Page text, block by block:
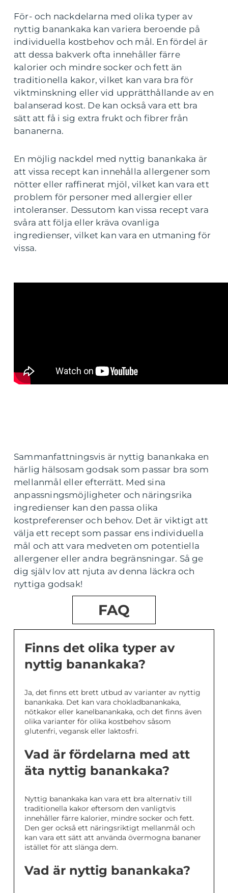
För- och nackdelarna med olika typer av
nyttig banankaka kan variera beroende på
individuella kostbehov och mål. En fördel är
att dessa bakverk ofta innehåller färre
kalorier och mindre socker och fett än
traditionella kakor, vilket kan vara bra för
viktminskning eller vid upprätthållande av en
balanserad kost. De kan också vara ett bra
sätt att få i sig extra frukt och fibrer från
bananerna.
En möjlig nackdel med nyttig banankaka är
att vissa recept kan innehålla allergener som
nötter eller raffinerat mjöl, vilket kan vara ett
problem för personer med allergier eller
intoleranser. Dessutom kan vissa recept vara
svåra att följa eller kräva ovanliga
ingredienser, vilket kan vara en utmaning för
vissa.
Sammanfattningsvis är nyttig banankaka en
härlig hälsosam godsak som passar bra som
mellanmål eller efterrätt. Med sina
anpassningsmöjligheter och näringsrika
ingredienser kan den passa olika
kostpreferenser och behov. Det är viktigt att
välja ett recept som passar ens individuella
mål och att vara medveten om potentiella
allergener eller andra begränsningar. Så ge
dig själv lov att njuta av denna läckra och
nyttiga godsak!
FAQ
Finns det olika typer av
nyttig banankaka?
Ja, det finns ett brett utbud av varianter av nyttig
banankaka. Det kan vara chokladbanankaka,
nötkakor eller kanelbanankaka, och det finns även
olika varianter för olika kostbehov såsom
glutenfri, vegansk eller laktosfri.
Vad är fördelarna med att
äta nyttig banankaka?
Nyttig banankaka kan vara ett bra alternativ till
traditionella kakor eftersom den vanligtvis
innehåller färre kalorier, mindre socker och fett.
Den ger också ett näringsriktigt mellanmål och
kan vara ett sätt att använda övermogna bananer
istället för att slänga dem.
Vad är nyttig banankaka?